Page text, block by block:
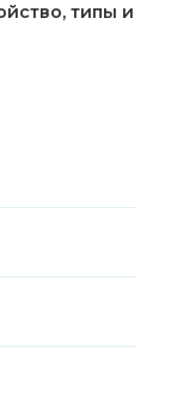
типы и